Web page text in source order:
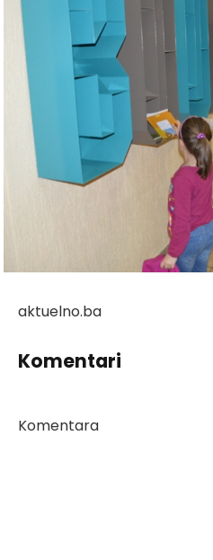
aktuelno.ba
Komentari
Komentara